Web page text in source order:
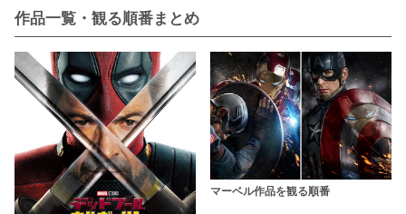
作品一覧・観る順番まとめ
マーベル作品を観る順番